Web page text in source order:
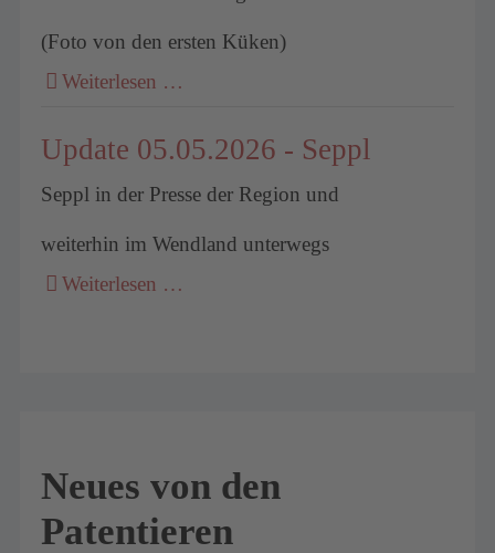
(Foto von den ersten Küken)
Weiterlesen …
Update 05.05.2026 - Seppl
Seppl in der Presse der Region und
weiterhin im Wendland unterwegs
Weiterlesen …
Neues von den
Patentieren